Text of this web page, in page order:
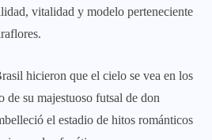
vitalidad y modelo perteneciente
hicieron que el cielo se vea en los
de su majestuoso futsal de don
el estadio de hitos románticos